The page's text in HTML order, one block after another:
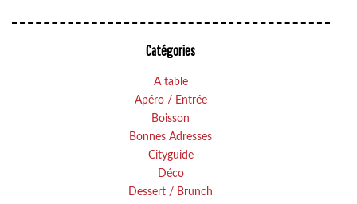
Catégories
A table
Apéro / Entrée
Boisson
Bonnes Adresses
Cityguide
Déco
Dessert / Brunch